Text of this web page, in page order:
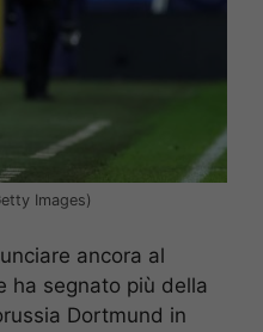
Images)
ancora al
ha segnato più della
Dortmund in